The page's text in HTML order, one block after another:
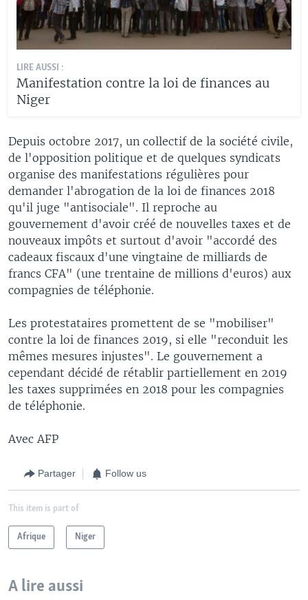
LIRE AUSSI :
Manifestation contre la loi de finances au
Niger
Depuis octobre 2017, un collectif de la société civile,
de l'opposition politique et de quelques syndicats
organise des manifestations régulières pour
demander l'abrogation de la loi de finances 2018
qu'il juge "antisociale". Il reproche au
gouvernement d'avoir créé de nouvelles taxes et de
nouveaux impôts et surtout d'avoir "accordé des
cadeaux fiscaux d'une vingtaine de milliards de
francs CFA" (une trentaine de millions d'euros) aux
compagnies de téléphonie.
Les protestataires promettent de se "mobiliser"
contre la loi de finances 2019, si elle "reconduit les
mêmes mesures injustes". Le gouvernement a
cependant décidé de rétablir partiellement en 2019
les taxes supprimées en 2018 pour les compagnies
de téléphonie.
Avec AFP
Partager Follow us
This item is part of
Afrique Niger
A lire aussi